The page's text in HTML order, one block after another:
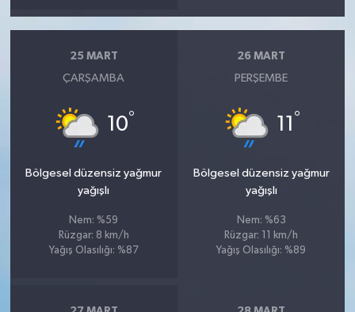
25 MART
ÇARŞAMBA
10°
Bölgesel düzensiz yağmur
yağışlı
Nem: %59
Rüzgar: 8 km/h
Yağış Olasılığı: %87
26 MART
PERŞEMBE
11 °
Bölgesel düzensiz yağmur
yağışlı
Nem: %63
Rüzgar: 11 km/h
Yağış Olasılığı: %89